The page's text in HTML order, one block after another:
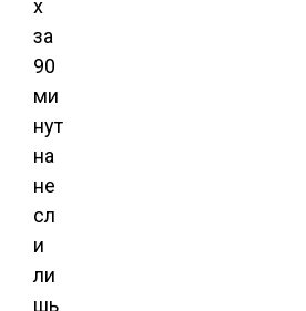
х
за
90
ми
нут
на
не
сл
и
ли
шь